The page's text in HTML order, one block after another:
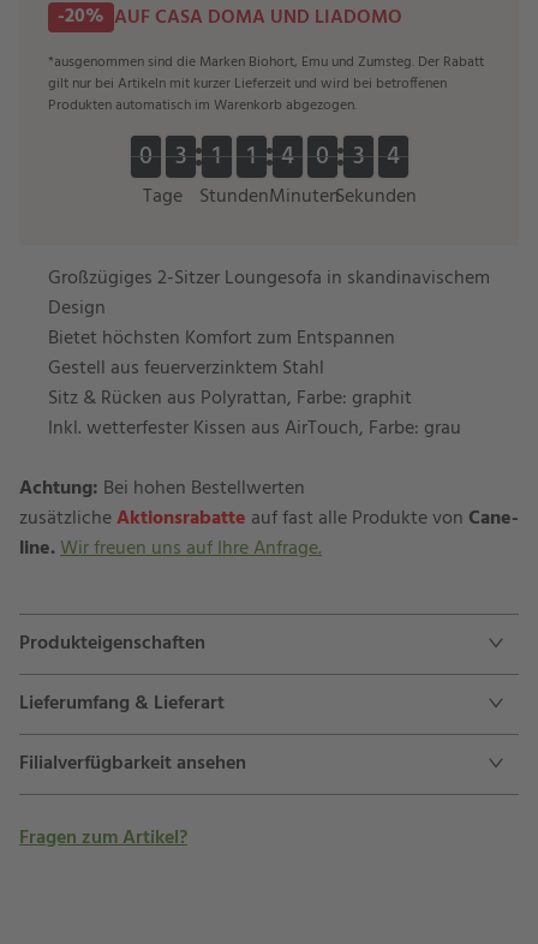
-20% AUF CASA DOMA UND LIADOMO
*ausgenommen sind die Marken Biohort, Emu und Zumsteg. Der Rabatt
gilt nur bei Artikeln mit kurzer Lieferzeit und wird bei betroffenen
Produkten automatisch im Warenkorb abgezogen.
Tage
0
0
0
0 3
3
3
3
Stunden
1
1
1
1 1
1
1
1
Minuten
4
4
4
4 0
0
0
0
Sekunden
3
3
3
3 3
4
4
3
Großzügiges 2-Sitzer Loungesofa in skandinavischem
Design
Bietet höchsten Komfort zum Entspannen
Gestell aus feuerverzinktem Stahl
Sitz & Rücken aus Polyrattan, Farbe: graphit
Inkl. wetterfester Kissen aus AirTouch, Farbe: grau
Achtung: Bei hohen Bestellwerten
zusätzlicheAktionsrabatte auf fast alle Produkte von Cane-
line.Wir freuen uns auf Ihre Anfrage.
Produkteigenschaften
Lieferumfang & Lieferart
Filialverfügbarkeit ansehen
Fragen zum Artikel?